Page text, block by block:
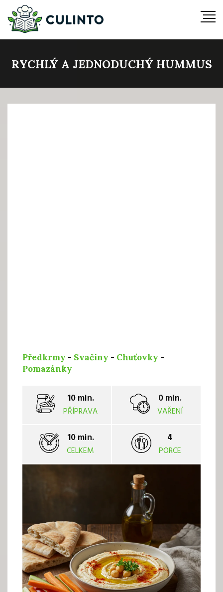
RYCHLÝ A JEDNODUCHÝ HUMMUS
Předkrmy - Svačiny - Chuťovky -
Pomazánky
10 min.
PŘÍPRAVA
0 min.
VAŘENÍ
10 min.
CELKEM
4
PORCE